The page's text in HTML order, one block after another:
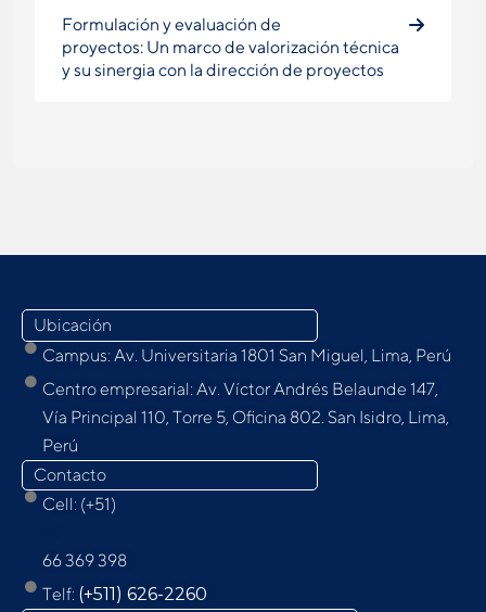
Formulación y evaluación de
proyectos: Un marco de valorización técnica
y su sinergia con la dirección de proyectos
Ubicación
Campus: Av. Universitaria 1801 San Miguel, Lima, Perú
Centro empresarial: Av. Víctor Andrés Belaunde 147,
Vía Principal 110, Torre 5, Oﬁcina 802. San Isidro, Lima,
Perú
Contacto
Cell: (+51)
66 369 398
Telf: (+511) 626-2260